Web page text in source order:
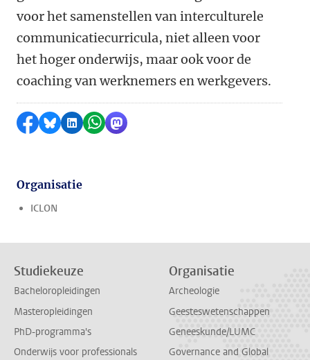
voor het samenstellen van interculturele
communicatiecurricula, niet alleen voor
het hoger onderwijs, maar ook voor de
coaching van werknemers en werkgevers.
Delen op Facebook
Delen via Bluesky
Delen op LinkedIn
Delen via WhatsApp
Delen via Mastodon
Organisatie
ICLON
Studiekeuze
Bacheloropleidingen
Masteropleidingen
PhD-programma's
Onderwijs voor professionals
Organisatie
Archeologie
Geesteswetenschappen
Geneeskunde/LUMC
Governance and Global